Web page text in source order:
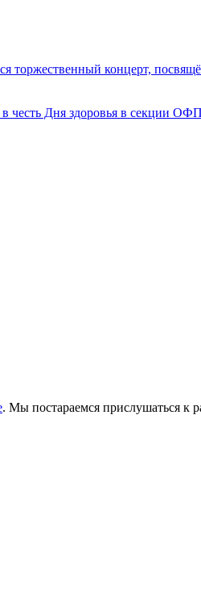
торжественный концерт,
честь Дня здоровья в секции
. Мы постараемся прислушаться к